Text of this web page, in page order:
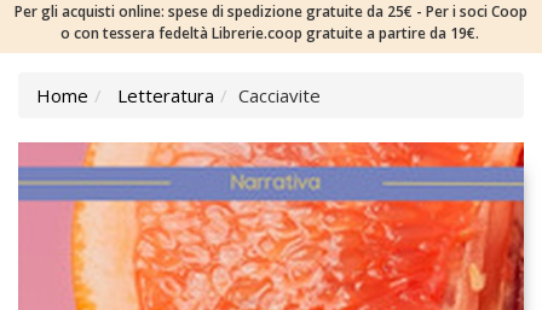
Per gli acquisti online: spese di spedizione gratuite da 25€ - Per i soci Coop
o con tessera fedeltà Librerie.coop gratuite a partire da 19€.
Home Letteratura Cacciavite